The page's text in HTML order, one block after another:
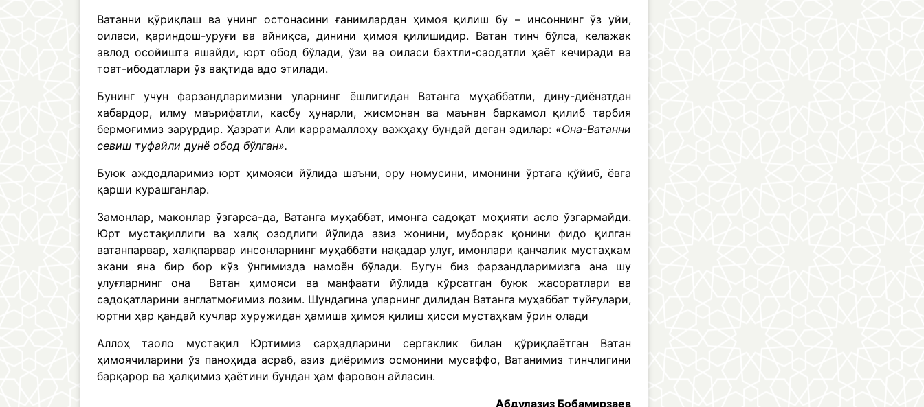
Ватанни қўриқлаш ва унинг остонасини ғанимлардан ҳимоя қилиш бу – инсоннинг ўз уйи,
оиласи, қариндош-уруғи ва айниқса, динини ҳимоя қилишидир. Ватан тинч бўлса, келажак
авлод осойишта яшайди, юрт обод бўлади, ўзи ва оиласи бахтли-саодатли ҳаёт кечиради ва
тоат-ибодатлари ўз вақтида адо этилади.
Бунинг учун фарзандларимизни уларнинг ёшлигидан Ватанга муҳаббатли, дину-диёнатдан
хабардор, илму маърифатли, касбу ҳунарли, жисмонан ва маънан баркамол қилиб тарбия
бермоғимиз зарурдир. Ҳазрати Али каррамаллоҳу важҳаҳу бундай деган эдилар: «Она-Ватанни
севиш туфайли дунё обод бўлган».
Буюк аждодларимиз юрт ҳимояси йўлида шаъни, ору номусини, имонини ўртага қўйиб, ёвга
қарши курашганлар.
Замонлар, маконлар ўзгарса-да, Ватанга муҳаббат, имонга садоқат моҳияти асло ўзгармайди.
Юрт мустақиллиги ва халқ озодлиги йўлида азиз жонини, муборак қонини фидо қилган
ватанпарвар, халқпарвар инсонларнинг муҳаббати нақадар улуғ, имонлари қанчалик мустаҳкам
экани яна бир бор кўз ўнгимизда намоён бўлади. Бугун биз фарзандларимизга ана шу
улуғларнинг она Ватан ҳимояси ва манфаати йўлида кўрсатган буюк жасоратлари ва
садоқатларини англатмоғимиз лозим. Шундагина уларнинг дилидан Ватанга муҳаббат туйғулари,
юртни ҳар қандай кучлар хуружидан ҳамиша ҳимоя қилиш ҳисси мустаҳкам ўрин олади
Аллоҳ таоло мустақил Юртимиз сарҳадларини сергаклик билан қўриқлаётган Ватан
ҳимоячиларини ўз паноҳида асраб, азиз диёримиз осмонини мусаффо, Ватанимиз тинчлигини
барқарор ва ҳалқимиз ҳаётини бундан ҳам фаровон айласин.
Абдулазиз Бобамирзаев